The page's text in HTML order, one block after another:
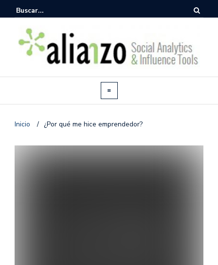
Inicio / ¿Por qué me hice emprendedor?